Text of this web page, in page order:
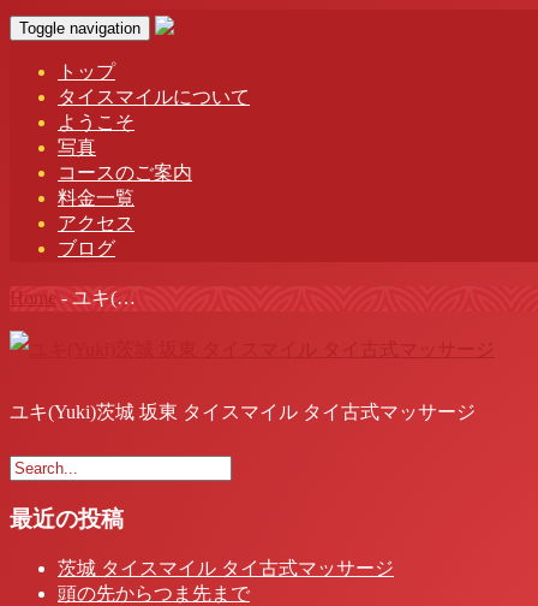
Toggle navigation
トップ
タイスマイルについて
ようこそ
写真
コースのご案内
料金一覧
アクセス
ブログ
Home - ユキ(…
ユキ(Yuki)茨城 坂東 タイスマイル タイ古式マッサージ
最近の投稿
茨城 タイスマイル タイ古式マッサージ
頭の先からつま先まで